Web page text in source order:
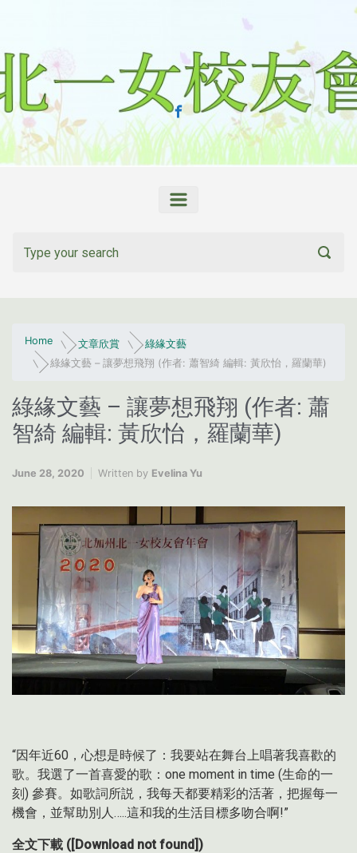
Home 文章欣賞
綠緣文藝
綠緣文藝 – 讓夢想飛翔 (作者: 蕭智綺 編輯: 黃欣怡，羅蘭華)
綠緣文藝 – 讓夢想飛翔 (作者: 蕭
智綺 編輯: 黃欣怡，羅蘭華)
June 28, 2020 Written by Evelina Yu
“因年近60，心想是時候了：我要站在舞台上唱著我喜歡的
歌。我選了一首喜愛的歌：one moment in time (生命的一
刻) 參賽。如歌詞所説，我每天都要精彩的活著，把握每一
機會，並幫助別人…..這和我的生活目標多吻合啊!”
全文下載 ([Download not found])